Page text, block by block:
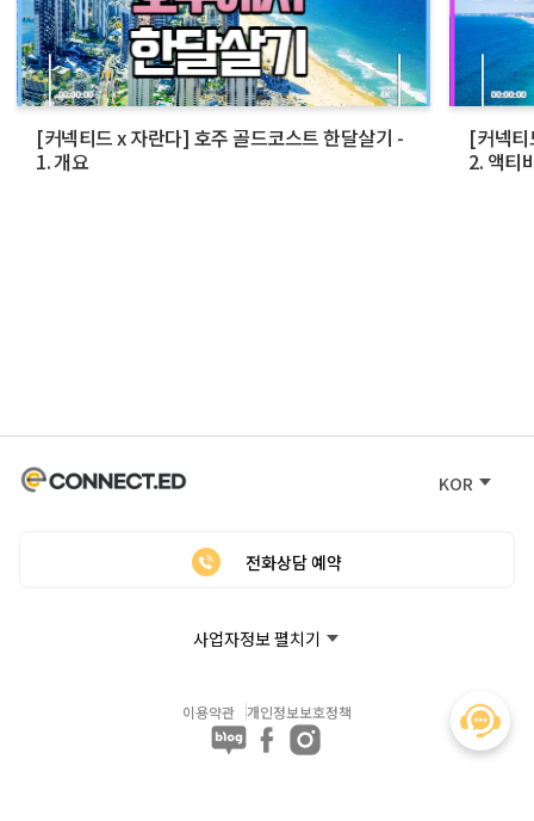
[커넥티드 x 자란다] 호주 골드코스트 한달살기 -
1. 개요
[커넥티
2. 액티
KOR
전화상담 예약
사업자정보 펼치기
이용약관 개인정보보호정책